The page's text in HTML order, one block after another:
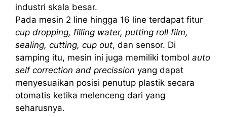
industri skala besar.
Pada mesin 2 line hingga 16 line terdapat fitur
cup dropping, filling water, putting roll film,
sealing, cutting, cup out, dan sensor. Di
samping itu, mesin ini juga memiliki tombol auto
self correction and precission yang dapat
menyesuaikan posisi penutup plastik secara
otomatis ketika melenceng dari yang
seharusnya.